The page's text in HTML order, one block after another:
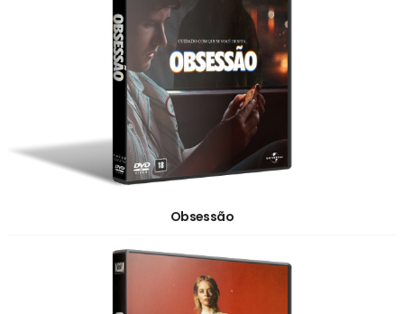
Obsessão